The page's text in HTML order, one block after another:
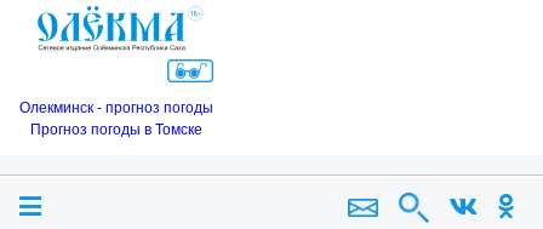
Олекминск - прогноз погоды
Прогноз погоды в Томске